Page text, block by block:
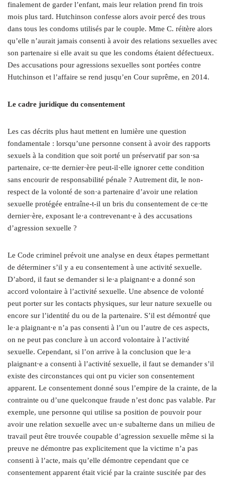
finalement de garder l’enfant, mais leur relation prend fin trois
mois plus tard. Hutchinson confesse alors avoir percé des trous
dans tous les condoms utilisés par le couple. Mme C. réitère alors
qu’elle n’aurait jamais consenti à avoir des relations sexuelles avec
son partenaire si elle avait su que les condoms étaient défectueux.
Des accusations pour agressions sexuelles sont portées contre
Hutchinson et l’affaire se rend jusqu’en Cour suprême, en 2014.
Le cadre juridique du consentement
Les cas décrits plus haut mettent en lumière une question
fondamentale : ​​lorsqu’une personne consent à avoir des rapports
sexuels à la condition que soit porté un préservatif par son·sa
partenaire, ce·tte dernier·ère peut-il·elle ignorer cette condition
sans encourir de responsabilité pénale ? Autrement dit, le non-
respect de la volonté de son·a partenaire d’avoir une relation
sexuelle protégée entraîne-t-il un bris du consentement de ce·tte
dernier·ère, exposant le·a contrevenant·e à des accusations
d’agression sexuelle ?
Le Code criminel prévoit une analyse en deux étapes permettant
de déterminer s’il y a eu consentement à une activité sexuelle.
D’abord, il faut se demander si le·a plaignant·e a donné son
accord volontaire à l’activité sexuelle. Une absence de volonté
peut porter sur les contacts physiques, sur leur nature sexuelle ou
encore sur l’identité du ou de la partenaire. S’il est démontré que
le·a plaignant·e n’a pas consenti à l’un ou l’autre de ces aspects,
on ne peut pas conclure à un accord volontaire à l’activité
sexuelle. Cependant, si l’on arrive à la conclusion que le·a
plaignant·e a consenti à l’activité sexuelle, il faut se demander s’il
existe des circonstances qui ont pu vicier son consentement
apparent. Le consentement donné sous l’empire de la crainte, de la
contrainte ou d’une quelconque fraude n’est donc pas valable. Par
exemple, une personne qui utilise sa position de pouvoir pour
avoir une relation sexuelle avec un·e subalterne dans un milieu de
travail peut être trouvée coupable d’agression sexuelle même si la
preuve ne démontre pas explicitement que la victime n’a pas
consenti à l’acte, mais qu’elle démontre cependant que ce
consentement apparent était vicié par la crainte suscitée par des